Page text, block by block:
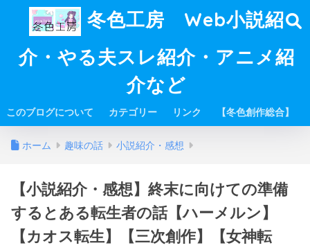
冬色工房 Web小説紹
介・やる夫スレ紹介・アニメ紹
介など
このブログについて カテゴリー リンク 【冬色創作総合】
ホーム 趣味の話 小説紹介・感想
【小説紹介・感想】終末に向けての準備
するとある転生者の話【ハーメルン】
【カオス転生】【三次創作】【女神転